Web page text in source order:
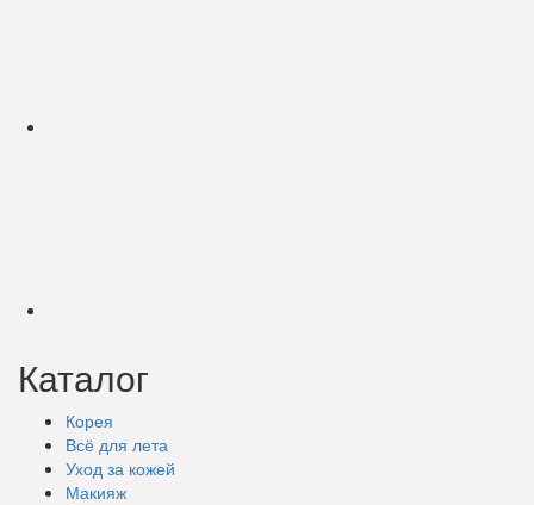
Каталог
Корея
Всё для лета
Уход за кожей
Макияж